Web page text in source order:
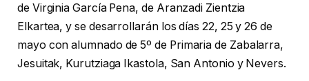
de Virginia García Pena, de Aranzadi Zientzia
Elkartea, y se desarrollarán los días 22, 25 y 26 de
mayo con alumnado de 5º de Primaria de Zabalarra,
Jesuitak, Kurutziaga Ikastola, San Antonio y Nevers.